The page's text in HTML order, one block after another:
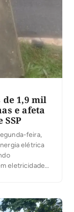
de 1,9 mil
e afeta
feira,
elétrica
eletricidade.
Operações